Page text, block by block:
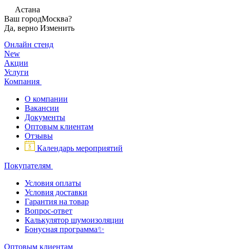
Астана
Ваш городМосква?
Да, верно Изменить
Онлайн стенд
New
Акции
Услуги
Компания
О компании
Вакансии
Документы
Оптовым клиентам
Отзывы
Календарь мероприятий
Покупателям
Условия оплаты
Условия доставки
Гарантия на товар
Вопрос-ответ
Калькулятор шумоизоляции
Бонусная программа✨
Оптовым клиентам